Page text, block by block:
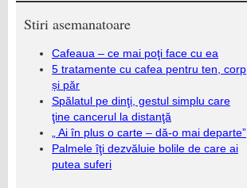
Stiri asemanatoare
Cafeaua – ce mai poţi face cu ea
5 tratamente cu cafea pentru ten, corp
și păr
Spălatul pe dinţi, gestul simplu care
ţine cancerul la distanţă
„ Ai în plus o carte – dă-o mai departe”
Palmele îţi dezvăluie bolile de care ai
putea suferi